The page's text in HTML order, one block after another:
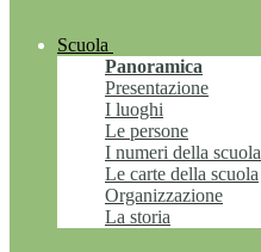
Scuola
Panoramica
Presentazione
I luoghi
Le persone
I numeri della scuola
Le carte della scuola
Organizzazione
La storia